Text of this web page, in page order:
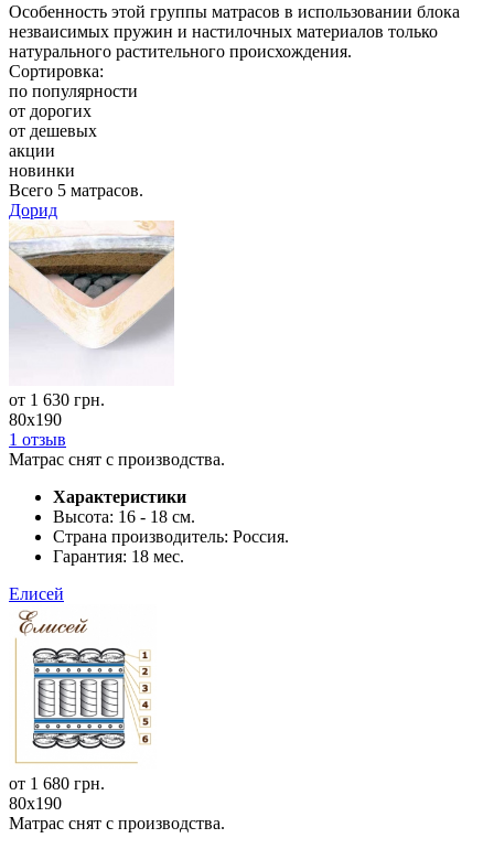
Особенность этой группы матрасов в использовании блока
незваисимых пружин и настилочных материалов только
натурального растительного происхождения.
Сортировка:
по популярности
от дорогих
от дешевых
акции
новинки
Всего 5 матрасов.
Дорид
от 1 630 грн.
80x190
1 отзыв
Матрас снят с производства.
Характеристики
Высота: 16 - 18 см.
Страна производитель: Россия.
Гарантия: 18 мес.
Елисей
от 1 680 грн.
80x190
Матрас снят с производства.